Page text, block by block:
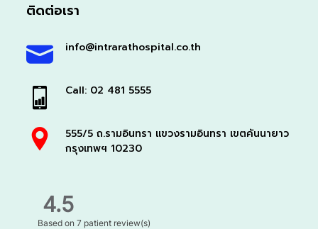
ติดต่อเรา
info@intrarathospital.co.th
Call: 02 481 5555
555/5 ถ.รามอินทรา แขวงรามอินทรา เขตคันนายาว
กรุงเทพฯ 10230
4.5
Based on7 patient review(s)